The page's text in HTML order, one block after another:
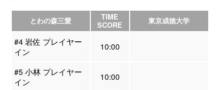
とわの森三愛
TIME
SCORE
東京成徳大学
#4 岩佐 プレイヤー
イン
10:00
#5 小林 プレイヤー
イン
10:00